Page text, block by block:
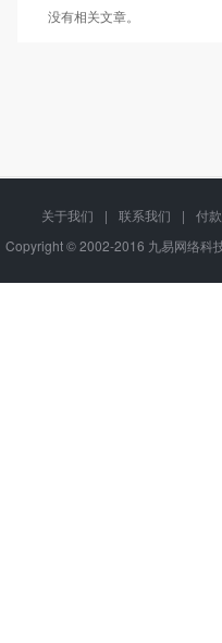
没有相关文章。
关于我们 | 联系我们 |
付
Copyright © 2002-2016 九易网络